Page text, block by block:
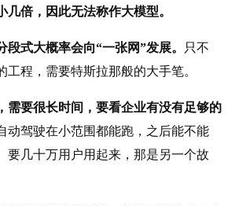
几倍，因此无法称作大模型。
段式大概率会向“一张网”发展。
只不
工程，需要特斯拉那般的大手笔。
需要很长时间，要看企业有没有足够的
动驾驶在小范围都能跑，之后能不能
要几十万用户用起来，那是另一个故